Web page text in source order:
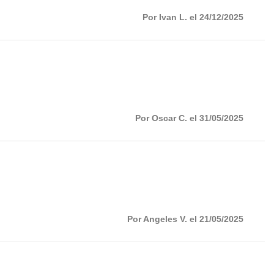
Por Ivan L. el 24/12/2025
Por Oscar C. el 31/05/2025
Por Angeles V. el 21/05/2025